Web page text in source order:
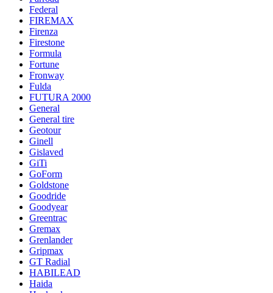
Federal
FIREMAX
Firenza
Firestone
Formula
Fortune
Fronway
Fulda
FUTURA 2000
General
General tire
Geotour
Ginell
Gislaved
GiTi
GoForm
Goldstone
Goodride
Goodyear
Greentrac
Gremax
Grenlander
Gripmax
GT Radial
HABILEAD
Haida